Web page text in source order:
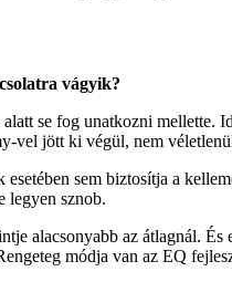
vágyik?
se fog unatkozni mellette.
vel jött ki végül, nem
sem biztosítja a
legyen sznob.
alacsonyabb az átlagnál.
módja van az EQ